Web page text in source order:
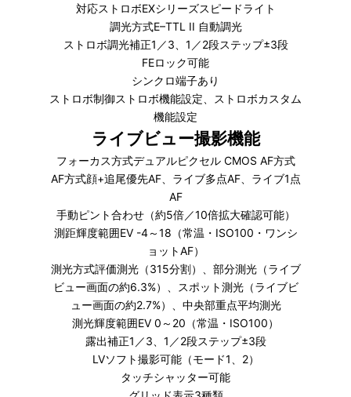
対応ストロボEXシリーズスピードライト
調光方式E–TTL II 自動調光
ストロボ調光補正1／3、1／2段ステップ±3段
FEロック可能
シンクロ端子あり
ストロボ制御ストロボ機能設定、ストロボカスタム
機能設定
ライブビュー撮影機能
フォーカス方式デュアルピクセル CMOS AF方式
AF方式顔+追尾優先AF、ライブ多点AF、ライブ1点
AF
手動ピント合わせ（約5倍／10倍拡大確認可能）
測距輝度範囲EV -4～18（常温・ISO100・ワンシ
ョットAF）
測光方式評価測光（315分割）、部分測光（ライブ
ビュー画面の約6.3%）、スポット測光（ライブビ
ュー画面の約2.7%）、中央部重点平均測光
測光輝度範囲EV 0～20（常温・ISO100）
露出補正1／3、1／2段ステップ±3段
LVソフト撮影可能（モード1、2）
タッチシャッター可能